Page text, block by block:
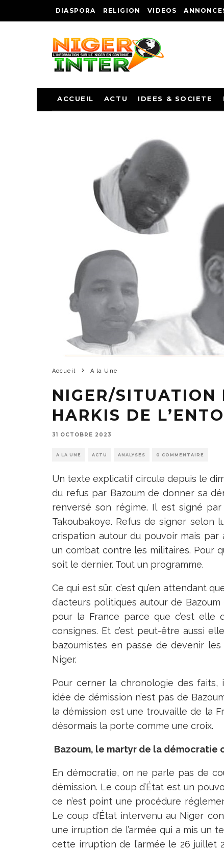
DIASPORA RELIGION VIDEOS
ACCUEIL ACTU IDEES & SOCIETE
Accueil A la Une
NIGER/SITUATION
HARKIS DE
31 OCTOBRE 2023
A LA UNE ACTU ANALYSES 0 COMMENTAIRE
Un texte explicatif circule depuis le
du refus par Bazoum de donner sa
renversé son régime. Il est signé
Takoubakoye. Refus de signer selon
crispation autour du pouvoir mais
un combat contre les militaires. Pour
soit le dernier. Tout un programme.
Ce qui est sûr, c’est qu’en attendant
d’acteurs politiques autour de
pour la France parce que c’est elle
consignes. Et c’est peut-être aussi
bazoumistes en passe de devenir
Niger.
Pour cerner la chronologie des
idée de démission n’est pas de
la démission est une trouvaille de la
désormais la porte comme une croix.
Bazoum, le martyr de la démocratie
En démocratie, on ne parle pas de
démission. Le coup d’État est un
ce n’est point une procédure
Le coup d’État intervenu au Niger
une irruption de l’armée qui a mis un
cette irruption de l’armée le 26 juillet